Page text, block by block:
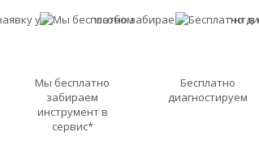
Мы бесплатно
забираем
инструмент в
сервис*
Бесплатно
диагностируем